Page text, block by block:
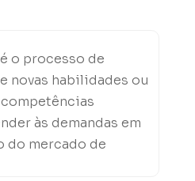
o processo de
novas habilidades ou
às demandas em
do mercado de